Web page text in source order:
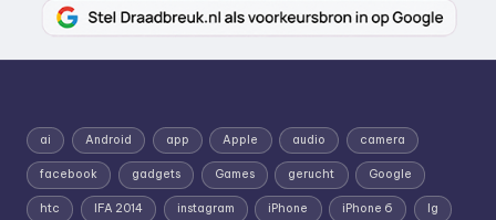
ai Android app Apple audio camera
facebook gadgets Games gerucht Google
htc IFA 2014 instagram iPhone iPhone 6 lg